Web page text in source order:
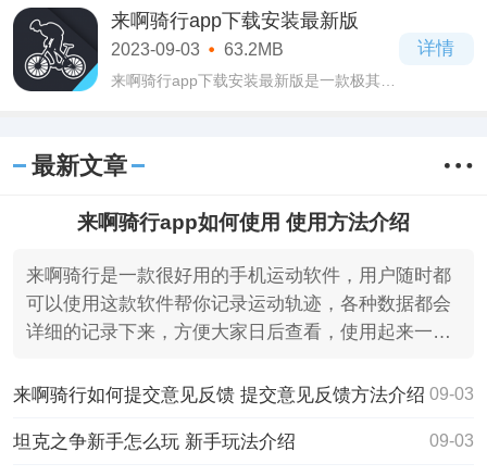
户可以使用一下这款来啊骑行下载安卓版
软件，为用户提供了强大的功能，都是可
以免费
来啊骑行app下载安装最新版
2023-09-03 63.2MB
来啊骑行app下载安装最新版是一款极其好
没有，这
详情
最新文章
来啊骑行app如何使用 使用方法介绍
来啊骑行是一款很好用的手机运动软件，用户随时都
可以使用这款软件帮你记录运动轨迹，各种数据都会
详细的记录下来，方便大家日后查看，使用起来一点
来啊骑行如何提交意见反馈 提交意见反馈方法介绍 09-03
坦克之争新手怎么玩 新手玩法介绍 09-03